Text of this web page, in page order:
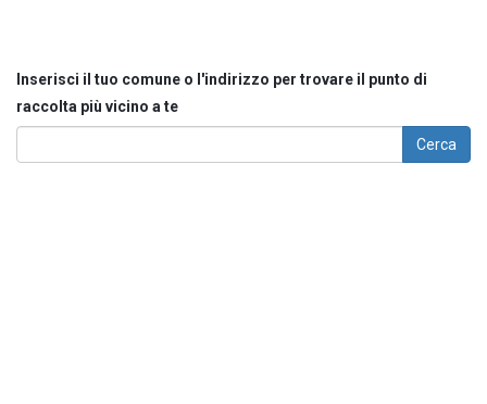
Inserisci il tuo comune o l'indirizzo per trovare il punto di
raccolta più vicino a te